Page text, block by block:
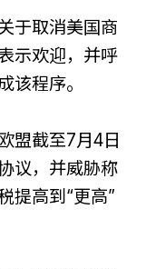
于取消美国商
示欢迎，并呼
该程序。
盟截至7月4日
议，并威胁称
提高到“更高”